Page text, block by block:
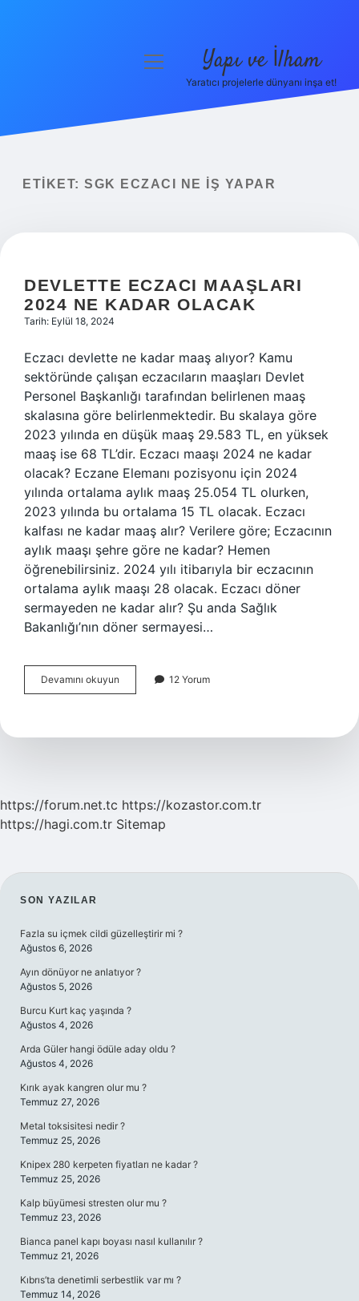
Yasal Uyarı
menüyü
Yapı ve İlham
Yaratıcı projelerle dünyanı inşa et!
ETIKET: SGK ECZACI NE IŞ YAPAR
DEVLETTE ECZACI MAAŞLARI
2024 NE KADAR OLACAK
Tarih: Eylül 18, 2024
Eczacı devlette ne kadar maaş alıyor? Kamu
sektöründe çalışan eczacıların maaşları Devlet
Personel Başkanlığı tarafından belirlenen maaş
skalasına göre belirlenmektedir. Bu skalaya göre
2023 yılında en düşük maaş 29.583 TL, en yüksek
maaş ise 68 TL’dir. Eczacı maaşı 2024 ne kadar
olacak? Eczane Elemanı pozisyonu için 2024
yılında ortalama aylık maaş 25.054 TL olurken,
2023 yılında bu ortalama 15 TL olacak. Eczacı
kalfası ne kadar maaş alır? Verilere göre; Eczacının
aylık maaşı şehre göre ne kadar? Hemen
öğrenebilirsiniz. 2024 yılı itibarıyla bir eczacının
ortalama aylık maaşı 28 olacak. Eczacı döner
sermayeden ne kadar alır? Şu anda Sağlık
Bakanlığı’nın döner sermayesi…
Devamını okuyun Devlette
Eczacı
Ne
12 Yorum
https://forum.net.tc https://kozastor.com.tr
https://hagi.com.tr Sitemap
SIDEBAR
SON YAZILAR
Fazla su içmek cildi güzelleştirir mi ?
Ağustos 6, 2026
Ayın dönüyor ne anlatıyor ?
Ağustos 5, 2026
Burcu Kurt kaç yaşında ?
Ağustos 4, 2026
Arda Güler hangi ödüle aday oldu ?
Ağustos 4, 2026
Kırık ayak kangren olur mu ?
Temmuz 27, 2026
Metal toksisitesi nedir ?
Temmuz 25, 2026
Knipex 280 kerpeten fiyatları ne kadar ?
Temmuz 25, 2026
Kalp büyümesi stresten olur mu ?
Temmuz 23, 2026
Bianca panel kapı boyası nasıl kullanılır ?
Temmuz 21, 2026
Kıbrıs’ta denetimli serbestlik var mı ?
Temmuz 14, 2026